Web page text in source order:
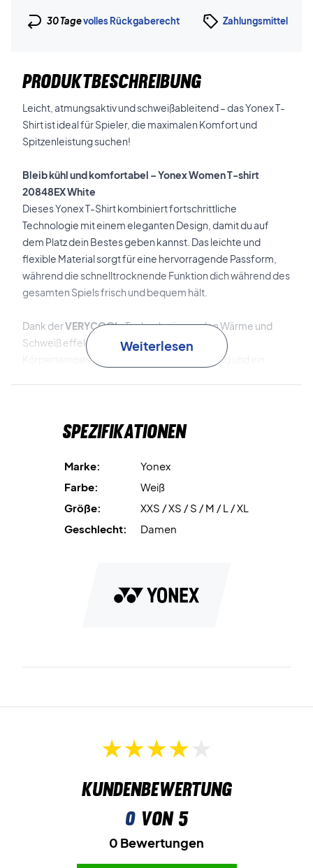
30 Tagevolles Rückgaberecht Zahlungsmittel
PRODUKTBESCHREIBUNG
Leicht, atmungsaktiv und schweißableitend – das Yonex T-
Shirt ist ideal für Spieler, die maximalen Komfort und
Spitzenleistung suchen!
Bleib kühl und komfortabel – Yonex Women T-shirt
20848EX White
Dieses Yonex T-Shirt kombiniert fortschrittliche
Technologie mit einem eleganten Design, damit du auf
dem Platz dein Bestes geben kannst. Das leichte und
flexible Material sorgt für eine hervorragende Passform,
während die schnelltrocknende Funktion dich während des
gesamten Spiels frisch und bequem hält.
Dank derVERYCOOL-Technologie werden Wärme und
Schweiß effektiv absorbiert, wodurch die
Körpertemperatur um bis zu 3°C gesenkt wird und ein
Wärmeentwicklung, sodass du dich voll auf dein Spiel
maximale Bewegungsfreiheit und reduziert die Belastung
der Arme bei Schlägen, sodass du dich natürlich und
mühelos bewegen kannst. Darüber hinaus ist das Gewebe
Weiterlesen
Spezifikationen
Marke:
Yonex
Farbe:
Weiß
Größe:
XXS / XS / S / M / L / XL
Geschlecht:
Damen
Kundenbewertung
0von 5
0 Bewertungen